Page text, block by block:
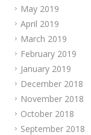
May 2019
April 2019
March 2019
February 2019
January 2019
December 2018
November 2018
October 2018
September 2018